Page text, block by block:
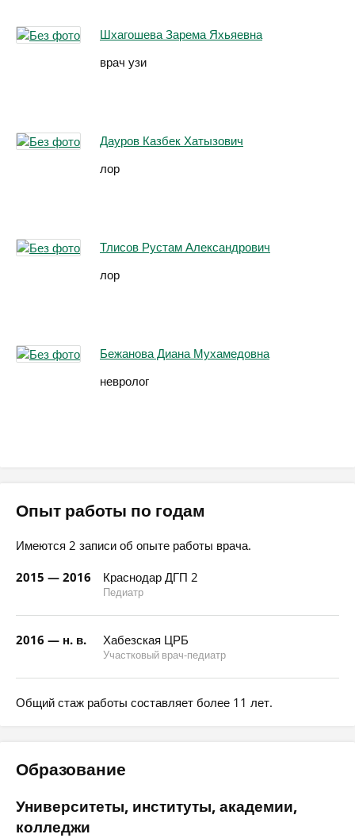
Шхагошева Зарема Яхьяевна
врач узи
Дауров Казбек Хатызович
лор
Тлисов Рустам Александрович
лор
Бежанова Диана Мухамедовна
невролог
Опыт работы по годам
Имеются 2 записи об опыте работы врача.
2015 — 2016
Краснодар ДГП 2
Педиатр
2016 — н. в. Хабезская ЦРБ
Участковый врач-педиатр
Общий стаж работы составляет более 11 лет.
Образование
Университеты, институты, академии,
колледжи